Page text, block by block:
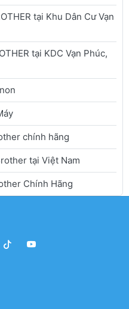
tại Khu Dân Cư Vạn
tại KDC Vạn Phúc,
chính hãng
tại Việt Nam
Chính Hãng